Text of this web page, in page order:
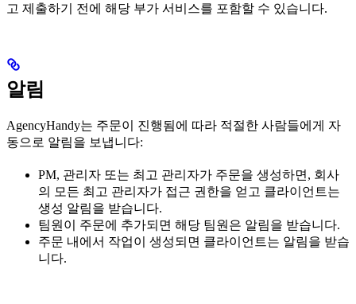
고 제출하기 전에 해당 부가 서비스를 포함할 수 있습니다.
알림
AgencyHandy는 주문이 진행됨에 따라 적절한 사람들에게 자
동으로 알림을 보냅니다:
PM, 관리자 또는 최고 관리자가 주문을 생성하면, 회사
의 모든 최고 관리자가 접근 권한을 얻고 클라이언트는
생성 알림을 받습니다.
팀원이 주문에 추가되면 해당 팀원은 알림을 받습니다.
주문 내에서 작업이 생성되면 클라이언트는 알림을 받습
니다.